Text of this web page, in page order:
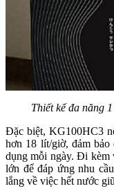
Thiết kế đa năng
Đặc biệt, KG100HC3
hơn 18 lít/giờ, đảm bảo
dụng mỗi ngày. Đi kèm
lớn để đáp ứng nhu
lắng về việc hết nước